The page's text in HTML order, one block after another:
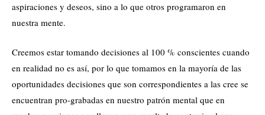
aspiraciones y deseos, sino a lo que otros programaron en
nuestra mente.
Creemos estar tomando decisiones al 100 % conscientes cuando
en realidad no es así, por lo que tomamos en la mayoría de las
oportunidades decisiones que son correspondientes a las cree se
encuentran pro-grabadas en nuestro patrón mental que en